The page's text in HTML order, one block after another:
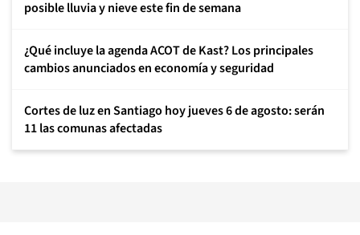
posible lluvia y nieve este fin de semana
¿Qué incluye la agenda ACOT de Kast? Los principales
cambios anunciados en economía y seguridad
Cortes de luz en Santiago hoy jueves 6 de agosto: serán
11 las comunas afectadas